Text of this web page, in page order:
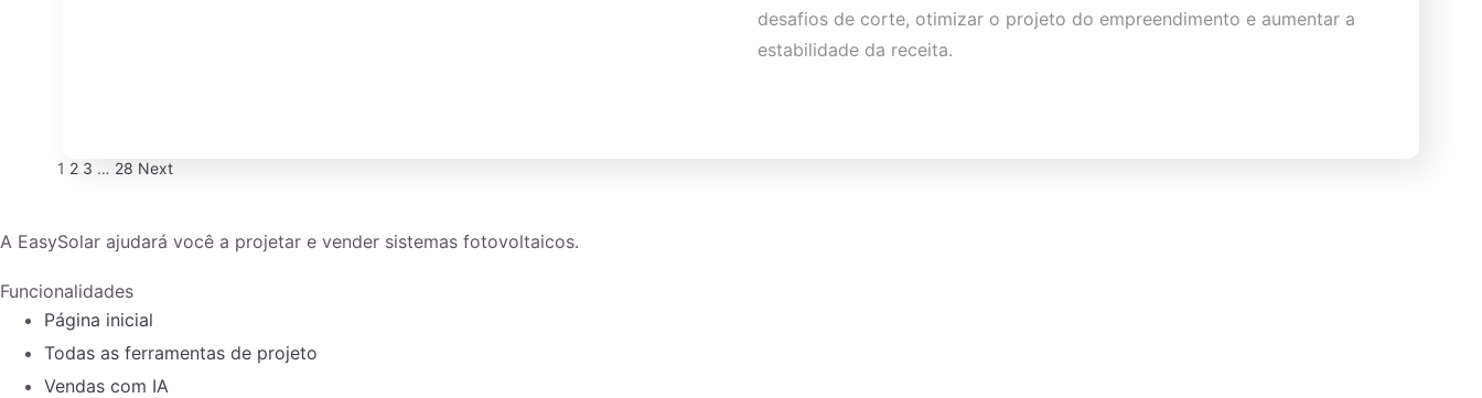
desafios de corte, otimizar o projeto do empreendimento e aumentar a
estabilidade da receita.
1 2 3 … 28 Next
A EasySolar ajudará você a projetar e vender sistemas fotovoltaicos.
Funcionalidades
Página inicial
Todas as ferramentas de projeto
Vendas com IA